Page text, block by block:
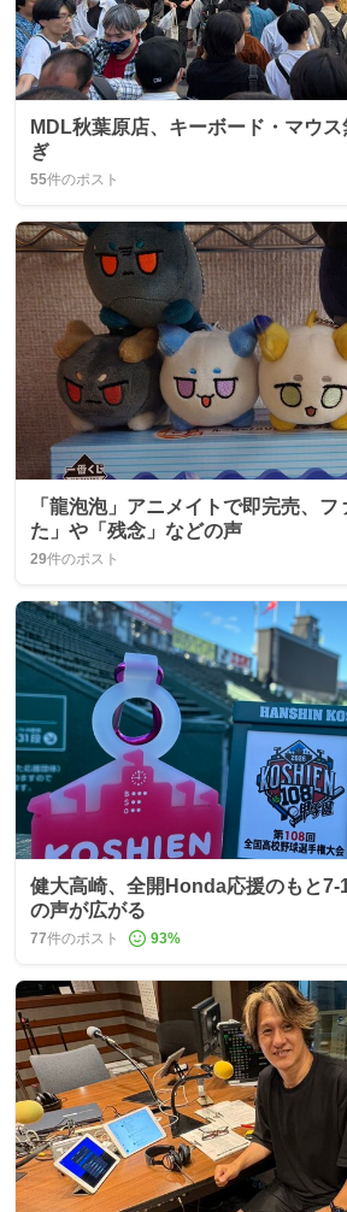
MDL秋葉原店、キーボード・マウ
ぎ
55件のポスト
「龍泡泡」アニメイトで即完売、
た」や「残念」などの声
29件のポスト
健大高崎、全開Honda応援のもと7-
の声が広がる
77件のポスト 93%